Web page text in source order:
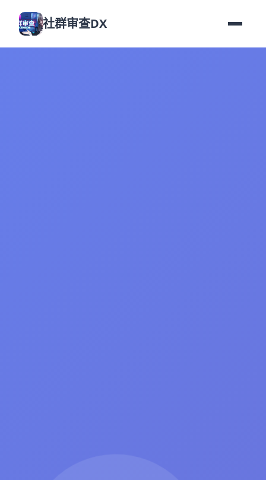
社群审查DX